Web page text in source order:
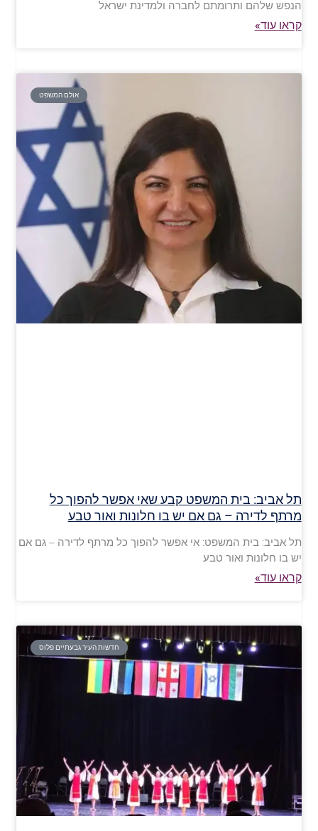
הנפש שלהם ותרומתם לחברה ולמדינת ישראל
קראו עוד»
אולם המשפט
תל אביב: בית המשפט קבע שאי אפשר להפוך כל
מרתף לדירה – גם אם יש בו חלונות ואור טבע
תל אביב: בית המשפט: אי אפשר להפוך כל מרתף לדירה – גם אם
יש בו חלונות ואור טבע
קראו עוד»
חדשות העיר גבעתיים פלוס